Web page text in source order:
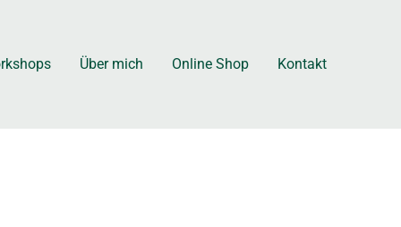
Über mich Online Shop Kontakt